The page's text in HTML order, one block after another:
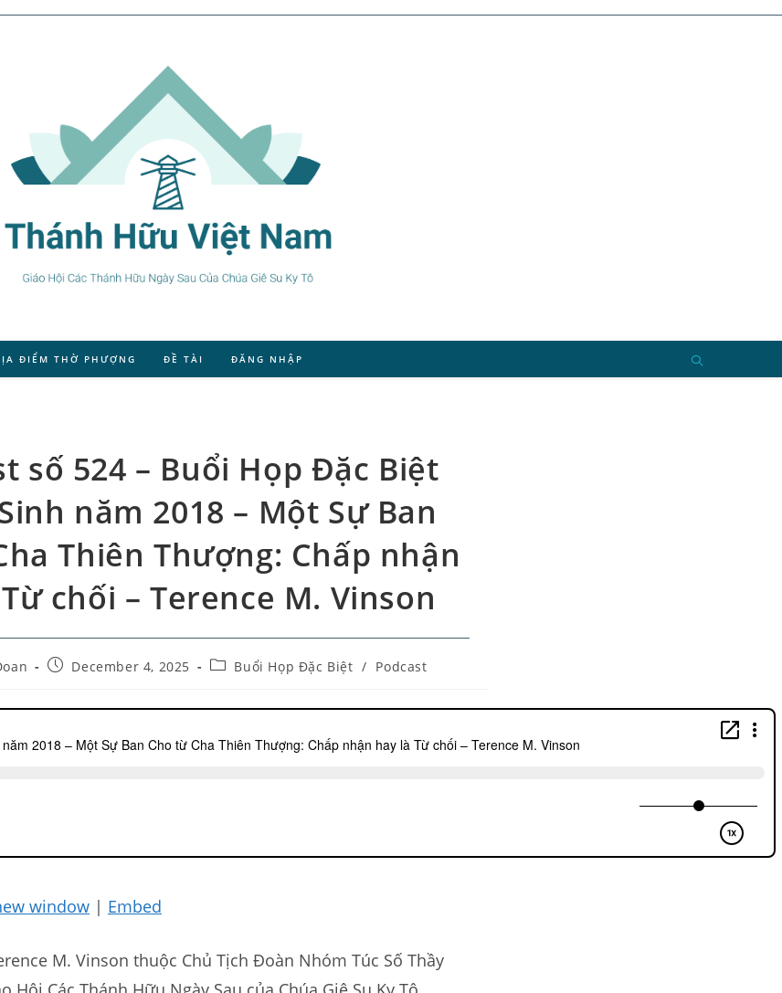
ĐIỂM THỜ PHƯỢNG ĐỀ TÀI ĐĂNG NHẬP
số 524 – Buổi Họp Đặc Biệt
năm 2018 – Một Sự Ban
Thiên Thượng: Chấp nhận
chối – Terence M. Vinson
December 4, 2025 Buổi Họp Đặc Biệt / Podcast
window | Embed
M. Vinson thuộc Chủ Tịch Đoàn Nhóm Túc Số Thầy